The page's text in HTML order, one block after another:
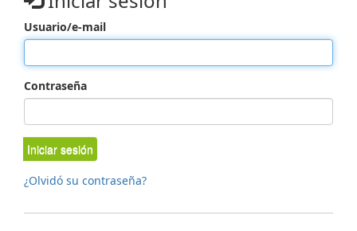
Usuario/e-mail
Contraseña
Iniciar sesión
¿Olvidó su contraseña?